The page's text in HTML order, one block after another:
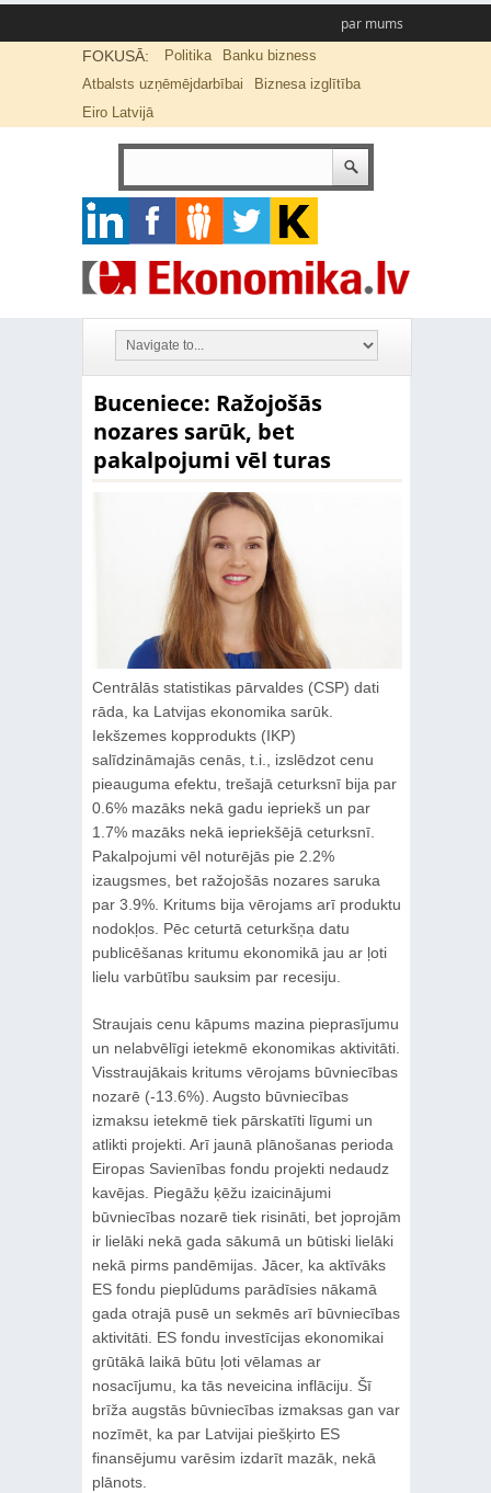
par mums
FOKUSĀ: Politika
Banku bizness
Atbalsts uzņēmējdarbībai
Biznesa izglītība
Eiro Latvijā
Buceniece: Ražojošās
nozares sarūk, bet
pakalpojumi vēl turas
Centrālās statistikas pārvaldes (CSP) dati
rāda, ka Latvijas ekonomika sarūk.
Iekšzemes kopprodukts (IKP)
salīdzināmajās cenās, t.i., izslēdzot cenu
pieauguma efektu, trešajā ceturksnī bija par
0.6% mazāks nekā gadu iepriekš un par
1.7% mazāks nekā iepriekšējā ceturksnī.
Pakalpojumi vēl noturējās pie 2.2%
izaugsmes, bet ražojošās nozares saruka
par 3.9%. Kritums bija vērojams arī produktu
nodokļos. Pēc ceturtā ceturkšņa datu
publicēšanas kritumu ekonomikā jau ar ļoti
lielu varbūtību sauksim par recesiju.
Straujais cenu kāpums mazina pieprasījumu
un nelabvēlīgi ietekmē ekonomikas aktivitāti.
Visstraujākais kritums vērojams būvniecības
nozarē (-13.6%). Augsto būvniecības
izmaksu ietekmē tiek pārskatīti līgumi un
atlikti projekti. Arī jaunā plānošanas perioda
Eiropas Savienības fondu projekti nedaudz
kavējas. Piegāžu ķēžu izaicinājumi
būvniecības nozarē tiek risināti, bet joprojām
ir lielāki nekā gada sākumā un būtiski lielāki
nekā pirms pandēmijas. Jācer, ka aktīvāks
ES fondu pieplūdums parādīsies nākamā
gada otrajā pusē un sekmēs arī būvniecības
aktivitāti. ES fondu investīcijas ekonomikai
grūtākā laikā būtu ļoti vēlamas ar
nosacījumu, ka tās neveicina inflāciju. Šī
brīža augstās būvniecības izmaksas gan var
nozīmēt, ka par Latvijai piešķirto ES
finansējumu varēsim izdarīt mazāk, nekā
plānots.